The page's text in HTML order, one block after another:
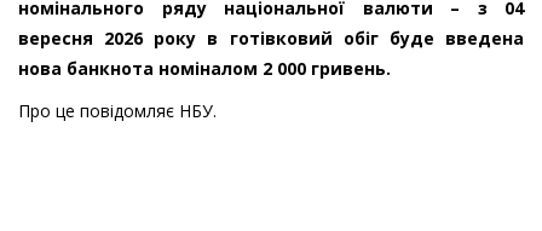
номінального ряду національної валюти – з 04
вересня 2026 року в готівковий обіг буде введена
нова банкнота номіналом 2 000 гривень.
Про це повідомляє НБУ.